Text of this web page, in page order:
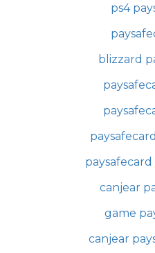
ps4
blizzard
canjear
game
canjear